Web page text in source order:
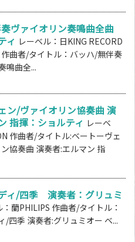
ヴァイオリン奏鳴曲全曲
ィ レーベル：日KING RECORD
作曲者/タイトル：バッハ/無伴奏
鳴曲全...
ン/ヴァイオリン協奏曲 演
指揮：ショルティ レーベ
作曲者/タイトル:ベートーヴェ
協奏曲 演奏者:エルマン 指
ィ/四季 演奏者：グリュミ
：蘭PHILIPS 作曲者/タイトル：
/四季 演奏者:グリュミオー ベ...